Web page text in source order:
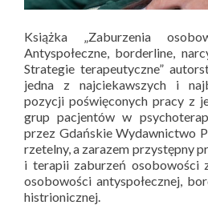
Książka „Zaburzenia
Antyspołeczne, borderline,
Strategie terapeutyczne”
jedna z najciekawszych i
pozycji poświęconych pracy z
grup pacjentów w
przez Gdańskie Wydawnictwo
rzetelny, a zarazem przystępny
i terapii zaburzeń osobowości
osobowości antyspołecznej,
histrionicznej.